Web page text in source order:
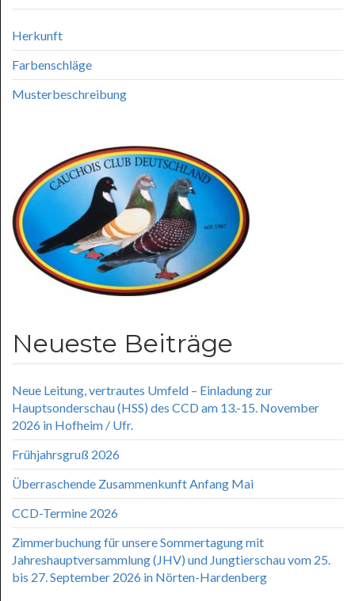
Herkunft
Farbenschläge
Musterbeschreibung
Neueste Beiträge
Neue Leitung, vertrautes Umfeld – Einladung zur
Hauptsonderschau (HSS) des CCD am 13.-15. November
2026 in Hofheim / Ufr.
Frühjahrsgruß 2026
Überraschende Zusammenkunft Anfang Mai
CCD-Termine 2026
Zimmerbuchung für unsere Sommertagung mit
Jahreshauptversammlung (JHV) und Jungtierschau vom 25.
bis 27. September 2026 in Nörten-Hardenberg